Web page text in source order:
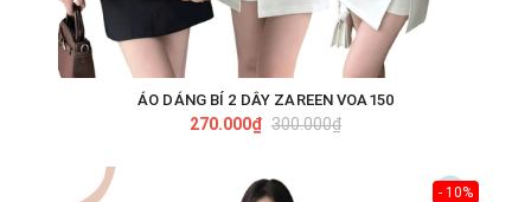
ÁO DÁNG BÍ 2 DÂY ZAREEN VOA150
270.000₫ 300.000₫
- 10%